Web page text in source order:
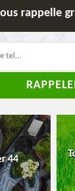
rappelle
44